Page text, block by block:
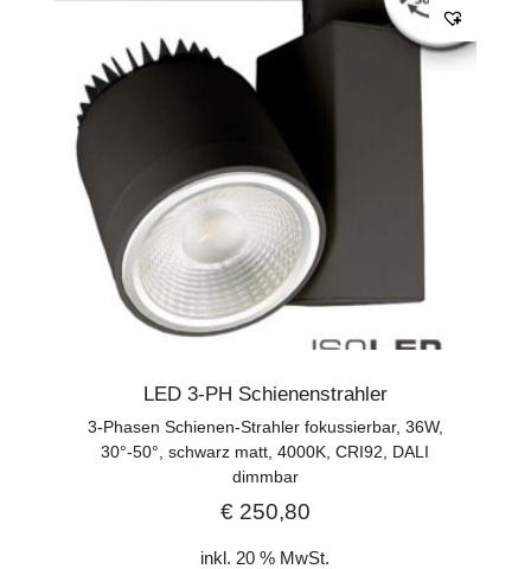
LED 3-PH Schienenstrahler
3-Phasen Schienen-Strahler fokussierbar, 36W,
30°-50°, schwarz matt, 4000K, CRI92, DALI
dimmbar
€250,80
inkl. 20 % MwSt.